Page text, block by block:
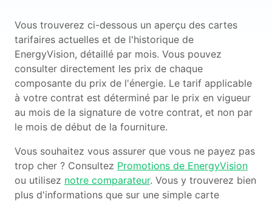
Vous trouverez ci-dessous un aperçu des cartes
tarifaires actuelles et de l'historique de
EnergyVision, détaillé par mois. Vous pouvez
consulter directement les prix de chaque
composante du prix de l'énergie. Le tarif applicable
à votre contrat est déterminé par le prix en vigueur
au mois de la signature de votre contrat, et non par
le mois de début de la fourniture.
Vous souhaitez vous assurer que vous ne payez pas
trop cher ? Consultez Promotions de EnergyVision
ou utilisez notre comparateur. Vous y trouverez bien
plus d'informations que sur une simple carte